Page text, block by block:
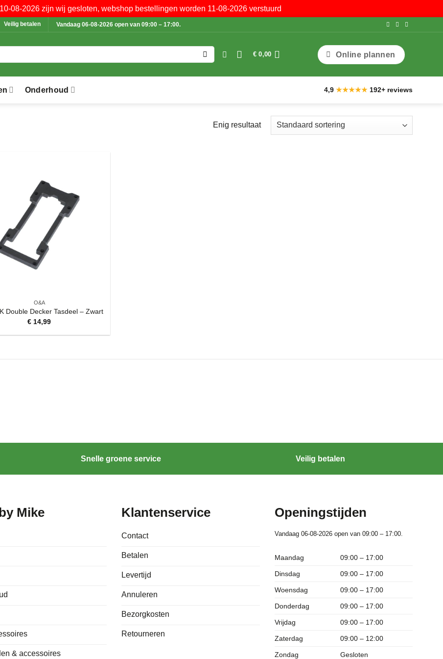
08-2026 zijn wij gesloten, webshop bestellingen worden 11-08-2026 verstuurd
Veilig betalen Vandaag 06-08-2026 open van 09:00 – 17:00.
€ 0,00 Online plannen
Onderhoud 4,9 ★★★★★ 192+ reviews
Enig resultaat
O&A
Double Decker Tasdeel – Zwart
€ 14,99
Snelle groene service Veilig betalen
Mike
& accessoires
Klantenservice
Contact
Betalen
Levertijd
Annuleren
Bezorgkosten
Retourneren
Openingstijden
Vandaag 06-08-2026 open van 09:00 – 17:00.
Maandag 09:00 – 17:00
Dinsdag 09:00 – 17:00
Woensdag 09:00 – 17:00
Donderdag 09:00 – 17:00
Vrijdag 09:00 – 17:00
Zaterdag 09:00 – 12:00
Zondag Gesloten